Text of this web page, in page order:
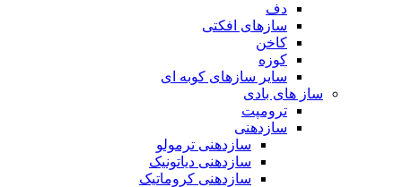
دف
سازهای افکتی
کاخن
کوزه
سایر سازهای کوبه ای
ساز های بادی
ترومپت
سازدهنی
سازدهنی ترمولو
سازدهنی دیاتونیک
سازدهنی کروماتیک